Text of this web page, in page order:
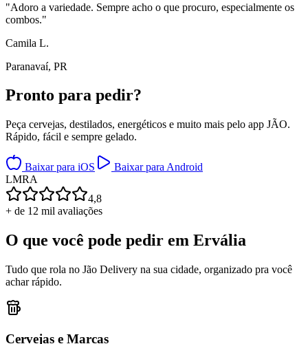
"Adoro a variedade. Sempre acho o que procuro, especialmente os
combos."
Camila L.
Paranavaí, PR
Pronto para pedir?
Peça cervejas, destilados, energéticos e muito mais pelo app JÃO.
Rápido, fácil e sempre gelado.
Baixar para iOS
Baixar para Android
LMRA
4,8
+ de 12 mil avaliações
O que você pode pedir em Ervália
Tudo que rola no Jão Delivery na sua cidade, organizado pra você
achar rápido.
Cervejas e Marcas